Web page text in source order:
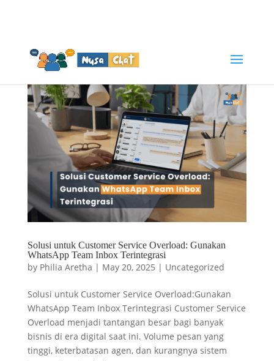
Solusi untuk Customer Service Overload: Gunakan
WhatsApp Team Inbox Terintegrasi
by Philia Aretha | May 20, 2025 | Uncategorized
Solusi untuk Customer Service Overload:Gunakan
WhatsApp Team Inbox Terintegrasi Customer Service
Overload menjadi tantangan besar bagi banyak
bisnis di era digital saat ini. Volume pesan yang
tinggi, keterbatasan agen, dan kurangnya sistem